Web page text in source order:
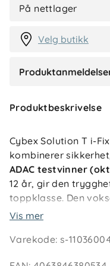
På nettlager
Velg butikk
Produktbeskrivelse
Cybex Solution T i-
kombinerer
ADAC testvinner
12 år, gir den
toppklasse. Den
bilstolperioden, med
vippebare
Vis mer
Varekode:s-